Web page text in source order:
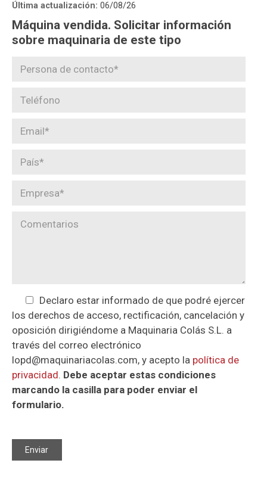
Última actualización: 06/08/26
Máquina vendida. Solicitar información
sobre maquinaria de este tipo
Declaro estar informado de que podré ejercer
los derechos de acceso, rectificación, cancelación y
oposición dirigiéndome a Maquinaria Colás S.L. a
través del correo electrónico
lopd@maquinariacolas.com, y acepto la política de
privacidad. Debe aceptar estas condiciones
marcando la casilla para poder enviar el
formulario.